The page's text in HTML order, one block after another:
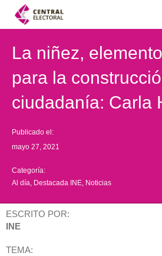
La niñez,
para la
ciudadanía: Carla
Publicado el:
mayo 27, 2021
Categoría:
Al día Destacada INE Noticias
ESCRITO POR:
INE
TEMA: